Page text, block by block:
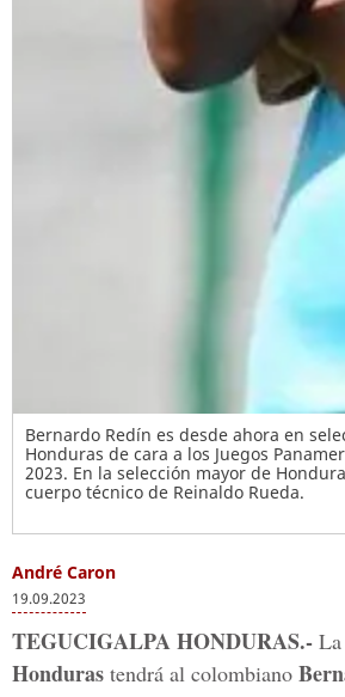
Bernardo Redín es desde ahora en
Honduras de cara a los Juegos
2023. En la selección mayor de
cuerpo técnico de Reinaldo Rueda.
André Caron
19.09.2023
TEGUCIGALPA HONDURAS.- La
Honduras tendrá al colombiano